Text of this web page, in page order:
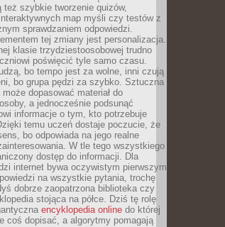
też szybkie tworzenie quizów,
map myśli czy testów z
sprawdzaniem odpowiedzi.
tej zmiany jest personalizacja.
klasie trzydziestoosobowej trudno
poświęcić tyle samo czasu.
bo tempo jest za wolne, inni czują
bo grupa pędzi za szybko. Sztuczna
dopasować materiał do
a jednocześnie podsunąć
informacje o tym, kto potrzebuje
temu uczeń dostaje poczucie, że
bo odpowiada na jego realne
W tle tego wszystkiego
dostęp do informacji. Dla
internet bywa oczywistym pierwszym
na wszystkie pytania, trochę
dobrze zaopatrzona biblioteka czy
stojąca na półce. Dziś tę rolę
encyklopedia online do której
coś dopisać, a algorytmy pomagają